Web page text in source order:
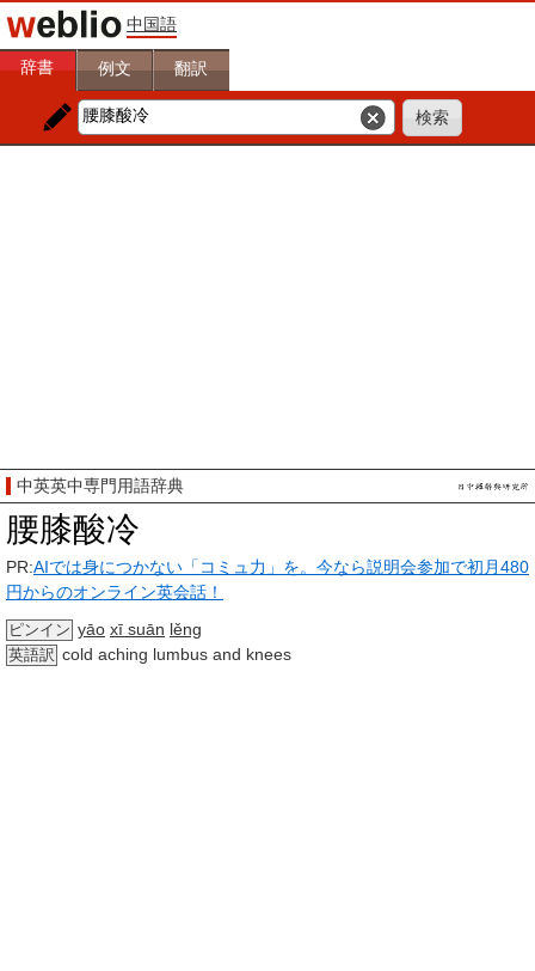
中国語
辞書 例文 翻訳
中英英中専門用語辞典
腰膝酸冷
PR:AIでは身につかない「コミュ力」を。今なら説明会参加で初月480
円からのオンライン英会話！
ピンイン yāo xī suān lěng
英語訳 cold aching lumbus and knees